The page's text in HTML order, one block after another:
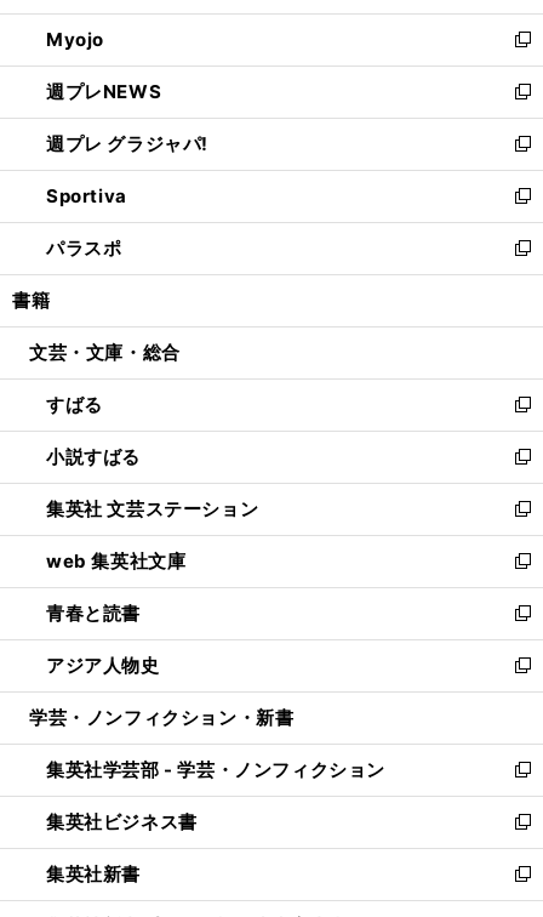
開
く
ウ
で
開
く
ン
ド
ウ
で
開
く
ウ
ィ
ン
ド
ウ
で
開
く
Myojo
新
し
い
ウ
ィ
ン
ド
ウ
で
開
週プレNEWS
新
し
い
ウ
ィ
ン
ド
ウ
開
週プレ グラジャパ!
新
し
い
ウ
ィ
ン
ウ
開
く
Sportiva
新
し
い
ウ
ン
ウ
で
開
く
パラスポ
新
し
ウ
ン
ド
ウ
で
開
く
書籍
文芸・文庫・総合
すばる
新
し
い
ウ
ィ
ン
ド
ウ
で
開
く
小説すばる
新
し
い
ウ
ィ
ン
ド
ウ
で
開
集英社 文芸ステーション
新
し
い
ウ
ィ
ン
ド
ウ
開
く
web 集英社文庫
新
し
い
ウ
ィ
ン
ウ
で
開
く
青春と読書
新
し
い
ウ
ン
ド
ウ
で
開
く
アジア人物史
新
し
ウ
ィ
ン
ド
ウ
で
開
学芸・ノンフィクション・新書
集英社学芸部 - 学芸・ノンフィクション
新
し
い
ウ
ィ
ン
集英社ビジネス書
新
し
い
ウ
集英社新書
新
し